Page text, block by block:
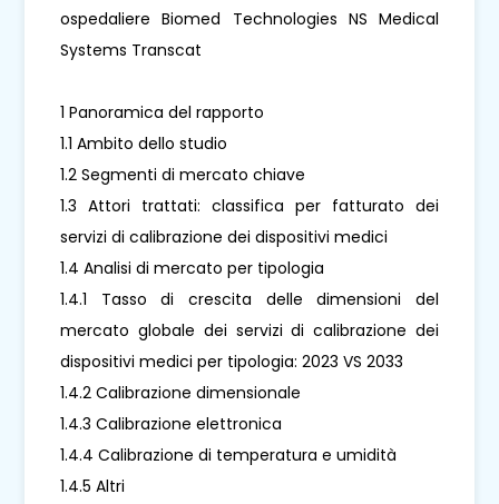
ospedaliere Biomed Technologies NS Medical
Systems Transcat
1 Panoramica del rapporto
1.1 Ambito dello studio
1.2 Segmenti di mercato chiave
1.3 Attori trattati: classifica per fatturato dei
servizi di calibrazione dei dispositivi medici
1.4 Analisi di mercato per tipologia
1.4.1 Tasso di crescita delle dimensioni del
mercato globale dei servizi di calibrazione dei
dispositivi medici per tipologia: 2023 VS 2033
1.4.2 Calibrazione dimensionale
1.4.3 Calibrazione elettronica
1.4.4 Calibrazione di temperatura e umidità
1.4.5 Altri